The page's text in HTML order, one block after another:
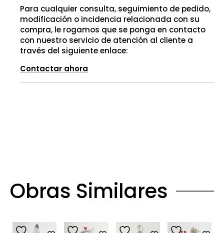
Para cualquier consulta, seguimiento de pedido,
modificación o incidencia relacionada con su
compra, le rogamos que se ponga en contacto
con nuestro servicio de atención al cliente a
través del siguiente enlace:
Contactar ahora
Obras Similares